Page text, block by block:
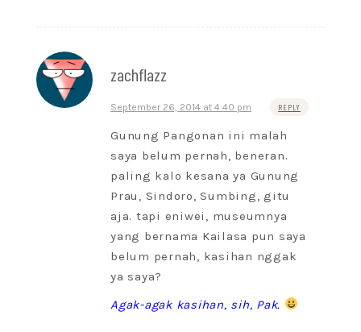
zachflazz
September 26, 2014 at 4:40 pm REPLY
Gunung Pangonan ini malah
saya belum pernah, beneran.
paling kalo kesana ya Gunung
Prau, Sindoro, Sumbing, gitu
aja. tapi eniwei, museumnya
yang bernama Kailasa pun saya
belum pernah, kasihan nggak
ya saya?
Agak-agak kasihan, sih, Pak.